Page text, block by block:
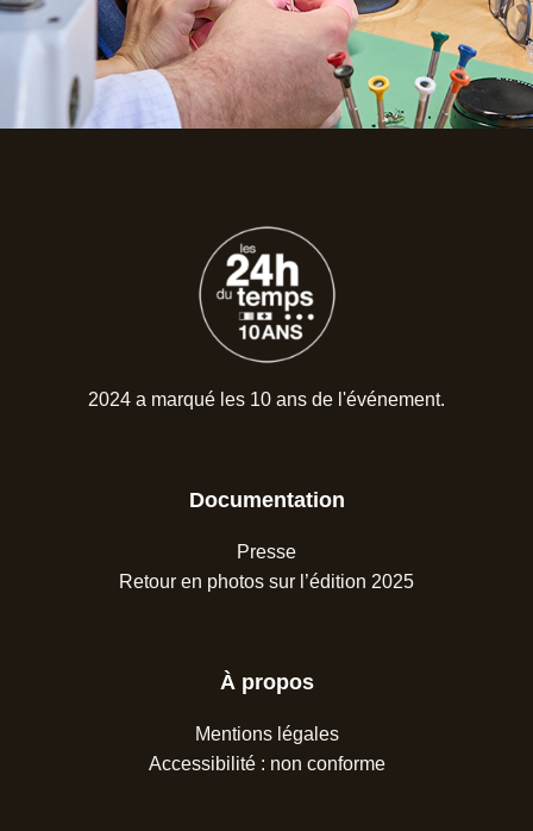
2024 a marqué les 10 ans de l'événement.
Documentation
Presse
Retour en photos sur l’édition 2025
À propos
Mentions légales
Accessibilité : non conforme